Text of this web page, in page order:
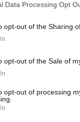
Data Processing Opt
opt-out of the Sharing
opt-out of the Sale of
opt-out of processing
mokyklose ir
Jos yra
sako RRT